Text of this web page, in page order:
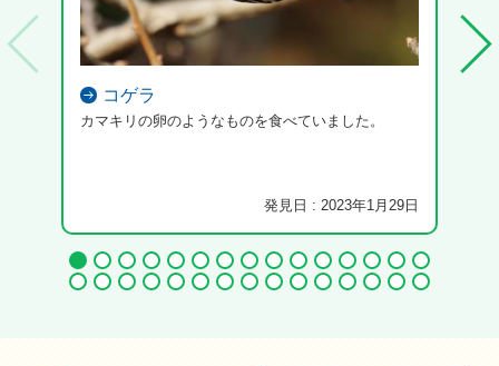
コゲラ
カマキリの卵のようなものを食べていました。
発見日 : 2023年1月29日